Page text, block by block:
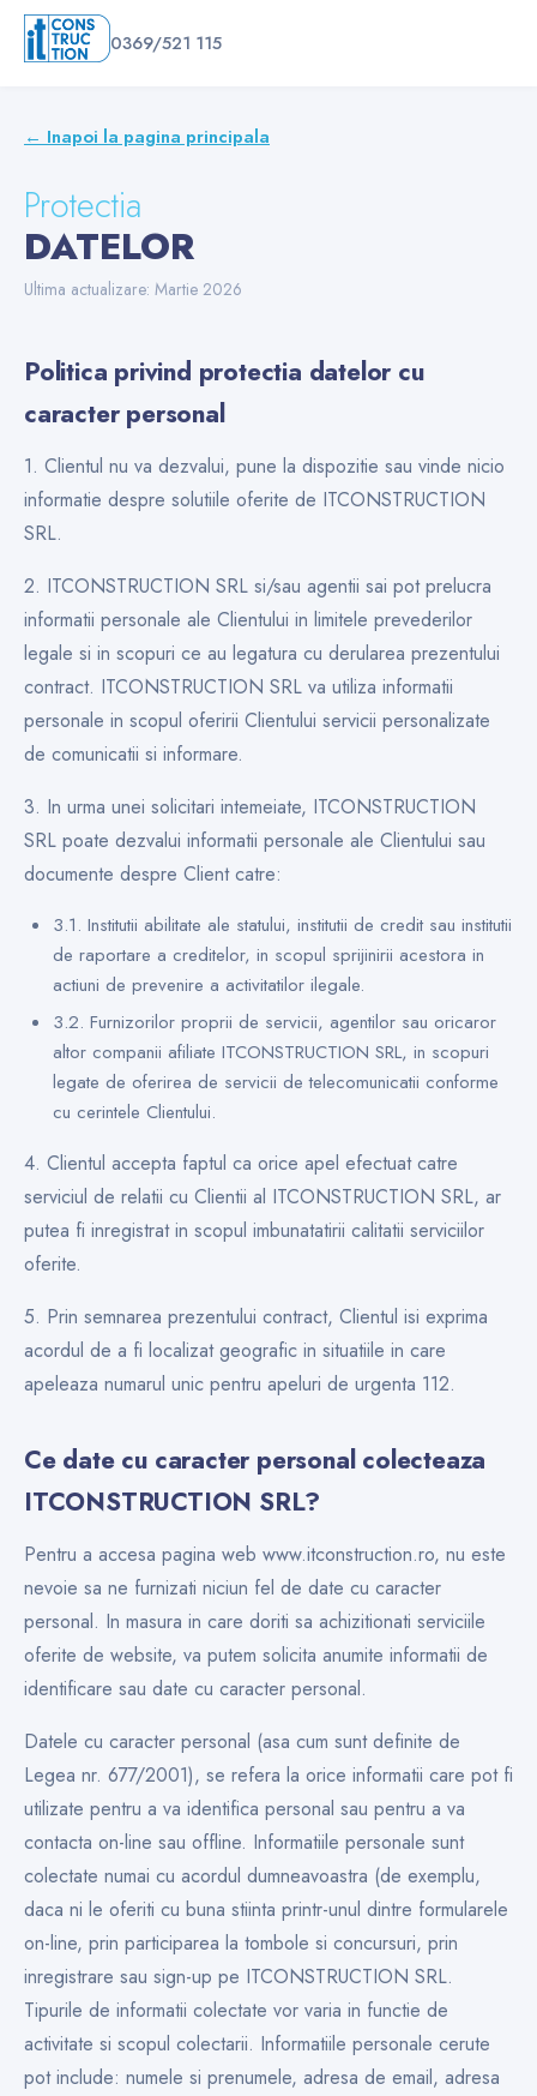
0369/521 115
← Inapoi la pagina principala
Protectia
DATELOR
Ultima actualizare: Martie 2026
Politica privind protectia datelor cu
caracter personal
1. Clientul nu va dezvalui, pune la dispozitie sau vinde nicio
informatie despre solutiile oferite de ITCONSTRUCTION
SRL.
2. ITCONSTRUCTION SRL si/sau agentii sai pot prelucra
informatii personale ale Clientului in limitele prevederilor
legale si in scopuri ce au legatura cu derularea prezentului
contract. ITCONSTRUCTION SRL va utiliza informatii
personale in scopul oferirii Clientului servicii personalizate
de comunicatii si informare.
3. In urma unei solicitari intemeiate, ITCONSTRUCTION
SRL poate dezvalui informatii personale ale Clientului sau
documente despre Client catre:
3.1. Institutii abilitate ale statului, institutii de credit sau institutii
de raportare a creditelor, in scopul sprijinirii acestora in
actiuni de prevenire a activitatilor ilegale.
3.2. Furnizorilor proprii de servicii, agentilor sau oricaror
altor companii afiliate ITCONSTRUCTION SRL, in scopuri
legate de oferirea de servicii de telecomunicatii conforme
cu cerintele Clientului.
4. Clientul accepta faptul ca orice apel efectuat catre
serviciul de relatii cu Clientii al ITCONSTRUCTION SRL, ar
putea fi inregistrat in scopul imbunatatirii calitatii serviciilor
oferite.
5. Prin semnarea prezentului contract, Clientul isi exprima
acordul de a fi localizat geografic in situatiile in care
apeleaza numarul unic pentru apeluri de urgenta 112.
Ce date cu caracter personal colecteaza
ITCONSTRUCTION SRL?
Pentru a accesa pagina web www.itconstruction.ro, nu este
nevoie sa ne furnizati niciun fel de date cu caracter
personal. In masura in care doriti sa achizitionati serviciile
oferite de website, va putem solicita anumite informatii de
identificare sau date cu caracter personal.
Datele cu caracter personal (asa cum sunt definite de
Legea nr. 677/2001), se refera la orice informatii care pot fi
utilizate pentru a va identifica personal sau pentru a va
contacta on-line sau offline. Informatiile personale sunt
colectate numai cu acordul dumneavoastra (de exemplu,
daca ni le oferiti cu buna stiinta printr-unul dintre formularele
on-line, prin participarea la tombole si concursuri, prin
inregistrare sau sign-up pe ITCONSTRUCTION SRL.
Tipurile de informatii colectate vor varia in functie de
activitate si scopul colectarii. Informatiile personale cerute
pot include: numele si prenumele, adresa de email, adresa